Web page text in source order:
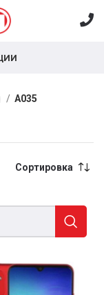
А035
Сортировка